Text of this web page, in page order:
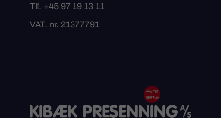
Tlf. +45 97 19 13 11
VAT. nr. 21377791